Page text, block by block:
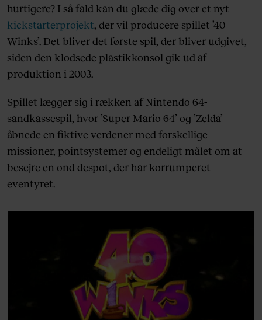
hurtigere? I så fald kan du glæde dig over et nyt
kickstarterprojekt, der vil producere spillet ’40
Winks’. Det bliver det første spil, der bliver udgivet,
siden den klodsede plastikkonsol gik ud af
produktion i 2003.
Spillet lægger sig i rækken af Nintendo 64-
sandkassespil, hvor ’Super Mario 64’ og ’Zelda’
åbnede en fiktive verdener med forskellige
missioner, pointsystemer og endeligt målet om at
besejre en ond despot, der har korrumperet
eventyret.